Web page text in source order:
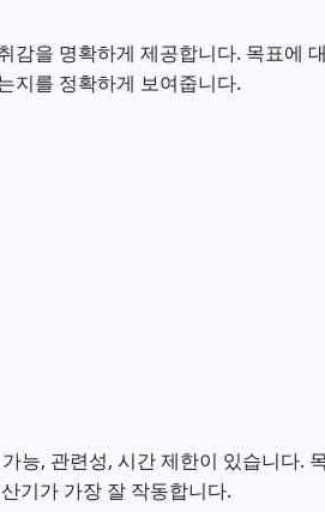
감을 명확하게 제공합니다. 목표에 대
지를 정확하게 보여줍니다.
능, 관련성, 시간 제한이 있습니다.
기가 가장 잘 작동합니다.